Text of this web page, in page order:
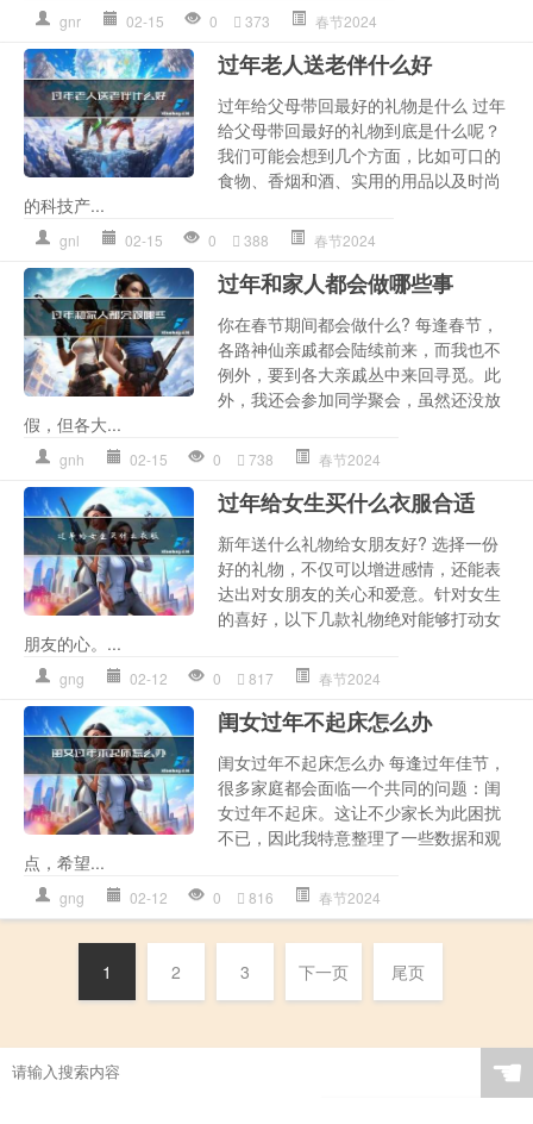
gnr 02-15 0 373 春节2024
过年老人送老伴什么好
过年给父母带回最好的礼物是什么 过年
给父母带回最好的礼物到底是什么呢？
我们可能会想到几个方面，比如可口的
食物、香烟和酒、实用的用品以及时尚
的科技产...
gnl 02-15 0 388 春节2024
过年和家人都会做哪些事
你在春节期间都会做什么? 每逢春节，
各路神仙亲戚都会陆续前来，而我也不
例外，要到各大亲戚丛中来回寻觅。此
外，我还会参加同学聚会，虽然还没放
假，但各大...
gnh 02-15 0 738 春节2024
过年给女生买什么衣服合适
新年送什么礼物给女朋友好? 选择一份
好的礼物，不仅可以增进感情，还能表
达出对女朋友的关心和爱意。针对女生
的喜好，以下几款礼物绝对能够打动女
朋友的心。...
gng 02-12 0 817 春节2024
闺女过年不起床怎么办
闺女过年不起床怎么办 每逢过年佳节，
很多家庭都会面临一个共同的问题：闺
女过年不起床。这让不少家长为此困扰
不已，因此我特意整理了一些数据和观
点，希望...
gng 02-12 0 816 春节2024
1 2 3 下一页 尾页
☚